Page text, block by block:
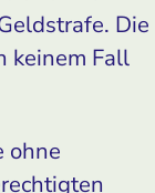
Die
keinem Fall
ohne